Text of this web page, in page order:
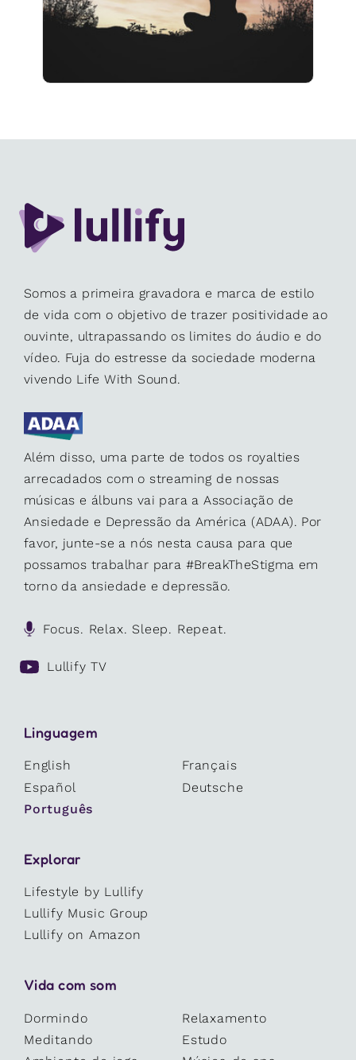
12 seguidores
Somos a primeira gravadora e marca de estilo
de vida com o objetivo de trazer positividade ao
ouvinte, ultrapassando os limites do áudio e do
vídeo. Fuja do estresse da sociedade moderna
vivendo Life With Sound.
Além disso, uma parte de todos os royalties
arrecadados com o streaming de nossas
músicas e álbuns vai para a Associação de
Ansiedade e Depressão da América (ADAA). Por
favor, junte-se a nós nesta causa para que
possamos trabalhar para #BreakTheStigma em
torno da ansiedade e depressão.
Focus. Relax. Sleep. Repeat.
Lullify TV
Linguagem
English
Français
Español
Deutsche
Português
Explorar
Lifestyle by Lullify
Lullify Music Group
Lullify on Amazon
Vida com som
Dormindo
Relaxamento
Meditando
Estudo